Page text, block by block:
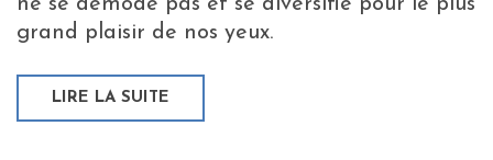
grand plaisir de nos yeux.
LIRE LA SUITE